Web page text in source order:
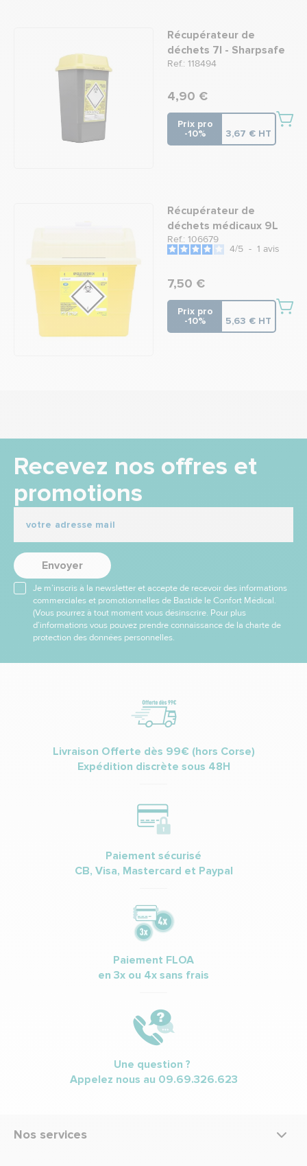
Récupérateur de
déchets 7l - Sharpsafe
Ref.: 118494
4,90 €
Prix pro
-10%
3,67 € HT
Récupérateur de
déchets médicaux 9L
Ref.: 106679
4/5 - 1 avis
7,50 €
Prix pro
-10%
5,63 € HT
Recevez nos offres et
promotions
Envoyer
Je m’inscris à la newsletter et accepte de recevoir des informations
commerciales et promotionnelles de Bastide le Confort Médical.
(Vous pourrez à tout moment vous désinscrire. Pour plus
d’informations vous pouvez prendre connaissance de la charte de
protection des données personnelles.
Livraison Offerte dès 99€ (hors Corse)
Expédition discrète sous 48H
Paiement sécurisé
CB, Visa, Mastercard et Paypal
Paiement FLOA
en 3x ou 4x sans frais
Une question ?
Appelez nous au 09.69.326.623
Nos services